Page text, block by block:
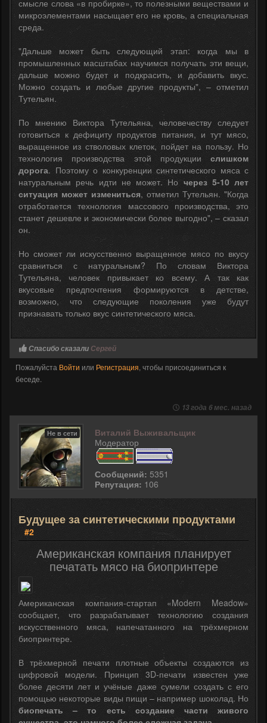
смысле слова «в пробирке», то полезными веществами и
микроэлементами насыщает его не кровь, а специальная
среда.
"Дальше может быть следующий этап: когда мы в
промышленных масштабах научимся получать эти вещи,
дальше можно будет и подкрасить, и добавить вкус.
Можно создать и любые другие продукты", – отметил
Тутельян.
По мнению Виктора Тутельяна, человечеству следует
готовиться к дефициту продуктов питания, и тут мясо,
выращенное из стволовых клеток, пойдет на пользу. Но
технология производства этой продукции слишком
дорога. Поэтому о конкуренции синтетического мяса с
натуральным речь идти не может. Но через 5-10 лет
ситуация может измениться, отметил Тутельян. "Когда
отработается технология массового производства, это
станет дешевле и экономически более выгодно", – сказал
он.
Но сможет ли искусственно выращенное мясо по вкусу
сравниться с натуральным? По словам Виктора
Тутельяна, человек привыкает ко всему. А так как
вкусовые предпочтения формируются в детстве,
возможно, что следующие поколения уже будут
признавать только вкус синтетического мяса.
Спасибо сказали Сергей
Пожалуйста Войти или Регистрация, чтобы присоединиться к
беседе.
13 года 6 мес. назад
Не в сети
Виталий Выживальщик
Модератор
Сообщений: 5351
Репутация: 106
Будущее за синтетическими продуктами
#2
Американская компания планирует
печатать мясо на биопринтере
Американская компания-стартап «Modern Meadow»
сообщает, что разрабатывает технологию создания
искусственного мяса, напечатанного на трёхмерном
биопринтере.
В трёхмерной печати плотные объекты создаются из
цифровой модели. Принцип 3D-печати известен уже
более десяти лет и учёные даже сумели создать с его
помощью некоторые виды пищи – например шоколад. Но
биопечать – то есть создание части живого